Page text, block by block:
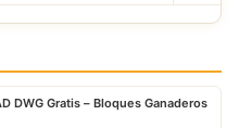
DWG Gratis – Bloques Ganaderos